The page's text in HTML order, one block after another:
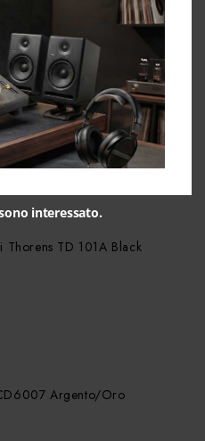
Opticon 2 MKII White
Thorens TD 101A Black
Argento/Oro
interessato.